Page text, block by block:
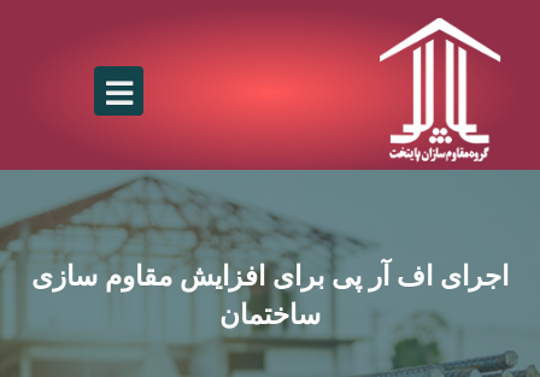
اجرای اف آر پی برای افزایش مقاوم سازی
ساختمان